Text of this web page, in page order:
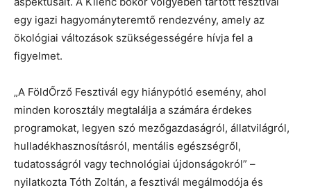
egy igazi hagyományteremtő rendezvény, amely az
ökológiai változások szükségességére hívja fel a
figyelmet.
„A FöldŐrző Fesztivál egy hiánypótló esemény, ahol
minden korosztály megtalálja a számára érdekes
programokat, legyen szó mezőgazdaságról, állatvilágról,
hulladékhasznosításról, mentális egészségről,
tudatosságról vagy technológiai újdonságokról” –
nyilatkozta Tóth Zoltán, a fesztivál megálmodója és